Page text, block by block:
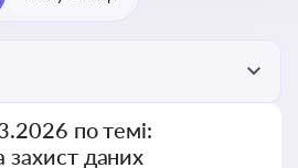
по темі:
захист даних